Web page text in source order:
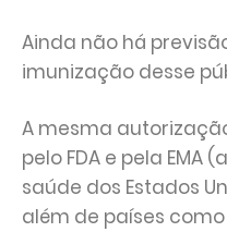
Ainda não há
imunização desse
A mesma
pelo FDA e pela
saúde dos Estados
além de países